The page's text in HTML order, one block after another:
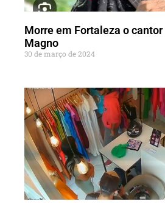
Morre em Fortaleza o
Magno
30 de março de 2024